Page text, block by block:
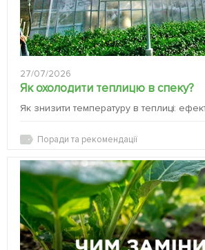
27/07/2026
Як охолодити теплицю в спеку?
Як знизити температуру в теплиці:
Поради та рекомендації